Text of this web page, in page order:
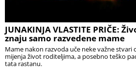
JUNAKINJA VLASTITE PRIČE:
znaju samo razvedene mame
Mame nakon razvoda uče neke važne stvari
mijenja život roditeljima, a posebno teško
tata rastanu.